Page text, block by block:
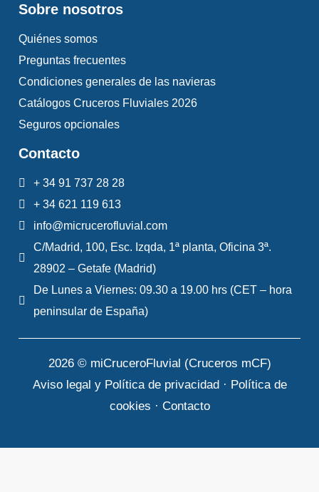
Sobre nosotros
Quiénes somos
Preguntas frecuentes
Condiciones generales de las navieras
Catálogos Cruceros Fluviales 2026
Seguros opcionales
Contacto
+ 34 91 737 28 28
+ 34 621 119 613
info@micrucerofluvial.com
C/Madrid, 100, Esc. Izqda, 1ª planta, Oficina 3ª.
28902 – Getafe (Madrid)
De Lunes a Viernes: 09.30 a 19.00 hrs (CET – hora
peninsular de España)
2026 © miCruceroFluvial (Cruceros mCF)
Aviso legal y Política de privacidad · Política de
cookies · Contacto